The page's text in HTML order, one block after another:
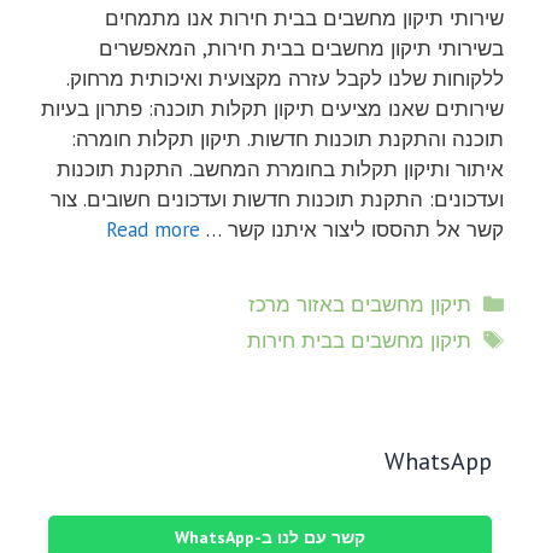
שירותי תיקון מחשבים בבית חירות אנו מתמחים
בשירותי תיקון מחשבים בבית חירות, המאפשרים
ללקוחות שלנו לקבל עזרה מקצועית ואיכותית מרחוק.
שירותים שאנו מציעים תיקון תקלות תוכנה: פתרון בעיות
תוכנה והתקנת תוכנות חדשות. תיקון תקלות חומרה:
איתור ותיקון תקלות בחומרת המחשב. התקנת תוכנות
ועדכונים: התקנת תוכנות חדשות ועדכונים חשובים. צור
קשר אל תהססו ליצור איתנו קשר … Read more
קטגוריות
תיקון מחשבים באזור מרכז
תגיות
תיקון מחשבים בבית חירות
WhatsApp
קשר עם לנו ב-WhatsApp